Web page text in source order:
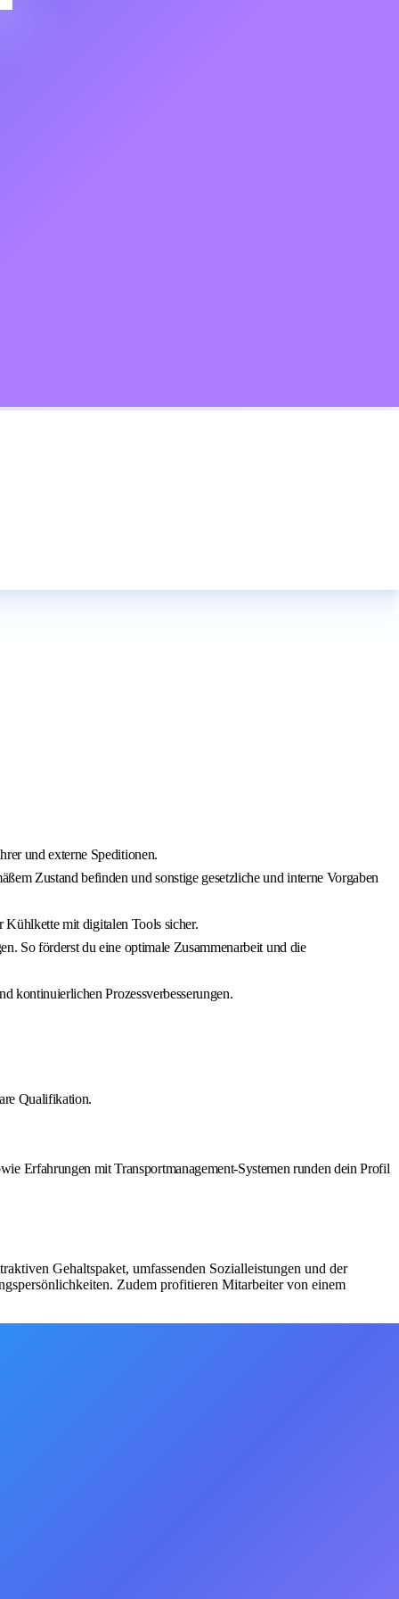
und externe Speditionen.
Zustand befinden und sonstige gesetzliche und interne Vorgaben
Kühlkette mit digitalen Tools sicher.
So förderst du eine optimale Zusammenarbeit und die
kontinuierlichen Prozessverbesserungen.
Qualifikation.
Erfahrungen mit Transportmanagement-Systemen runden dein Profil
Gehaltspaket, umfassenden Sozialleistungen und der
Zudem profitieren Mitarbeiter von einem